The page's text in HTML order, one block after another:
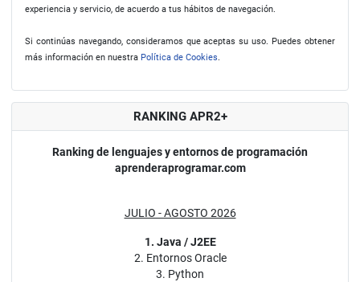
experiencia y servicio, de acuerdo a tus hábitos de navegación.
Si continúas navegando, consideramos que aceptas su uso. Puedes obtener
más información en nuestra Política de Cookies.
RANKING APR2+
Ranking de lenguajes y entornos de programación
aprenderaprogramar.com
JULIO - AGOSTO 2026
1. Java / J2EE
2. Entornos Oracle
3. Python